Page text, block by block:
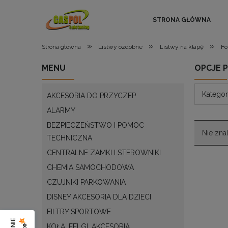
STRONA GŁÓWNA
Strona główna » Listwy ozdobne » Listwy na klapę »
MENU
AKCESORIA DO PRZYCZEP
ALARMY
BEZPIECZEŃSTWO I POMOC
TECHNICZNA
CENTRALNE ZAMKI I STEROWNIKI
CHEMIA SAMOCHODOWA
CZUJNIKI PARKOWANIA
DISNEY AKCESORIA DLA DZIECI
FILTRY SPORTOWE
KOŁA, FELGI, AKCESORIA
OPCJE
Nie